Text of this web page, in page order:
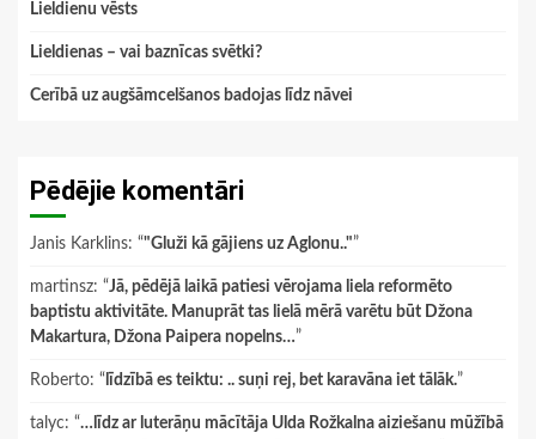
Lieldienu vēsts
Lieldienas – vai baznīcas svētki?
Cerībā uz augšāmcelšanos badojas līdz nāvei
Pēdējie komentāri
Janis Karklins: “"Gluži kā gājiens uz Aglonu.."”
martinsz: “Jā, pēdējā laikā patiesi vērojama liela reformēto
baptistu aktivitāte. Manuprāt tas lielā mērā varētu būt Džona
Makartura, Džona Paipera nopelns…”
Roberto: “ līdzībā es teiktu: .. suņi rej, bet karavāna iet tālāk.”
talyc: “…līdz ar luterāņu mācītāja Ulda Rožkalna aiziešanu mūžībā